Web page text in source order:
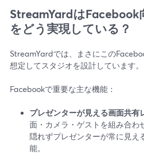
StreamYardはFacebook
をどう実現している？
StreamYardでは、まさにこの
想定してスタジオを設計しています。
Facebookで重要な主な機能：
プレゼンターが見える画面共有
面・カメラ・ゲストを組み合わ
隠れずプレゼンターが常に見え
能。